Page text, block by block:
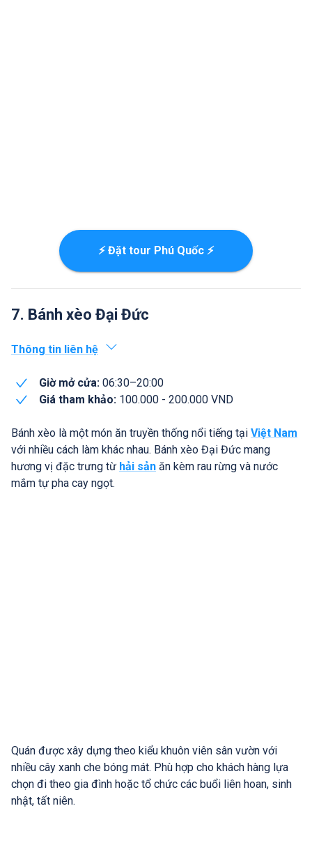
⚡ Đặt tour Phú Quốc ⚡
7. Bánh xèo Đại Đức
Thông tin liên hệ
Giờ mở cửa: 06:30–20:00
Giá tham khảo: 100.000 - 200.000 VND
Bánh xèo là một món ăn truyền thống nổi tiếng tại Việt Nam
với nhiều cách làm khác nhau. Bánh xèo Đại Đức mang
hương vị đặc trưng từ hải sản ăn kèm rau rừng và nước
mắm tự pha cay ngọt.
Quán được xây dựng theo kiểu khuôn viên sân vườn với
nhiều cây xanh che bóng mát. Phù hợp cho khách hàng lựa
chọn đi theo gia đình hoặc tổ chức các buổi liên hoan, sinh
nhật, tất niên.